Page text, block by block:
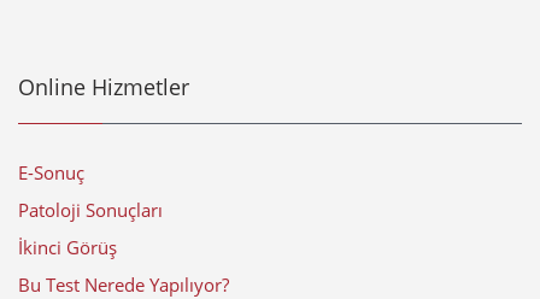
Online Hizmetler
E-Sonuç
Patoloji Sonuçları
İkinci Görüş
Bu Test Nerede Yapılıyor?